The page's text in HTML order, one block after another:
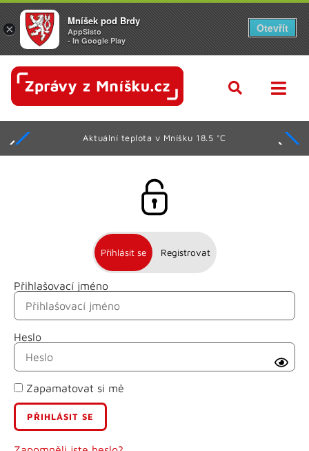
Aktuální teplota v Mníšku 18.5 °C
Přihlásit se Registrovat
Přihlašovací jméno
Heslo
Zapamatovat si mě
Jméno
Příjmení
E-mail
Uživatelské jméno
×
Mníšek pod Brdy
AppSisto
- In Google Play
Otevřít